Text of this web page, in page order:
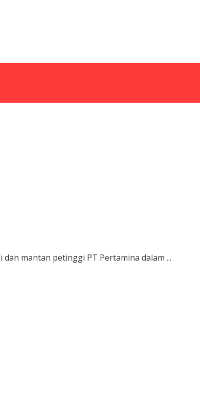
mantan petinggi PT Pertamina dalam ...